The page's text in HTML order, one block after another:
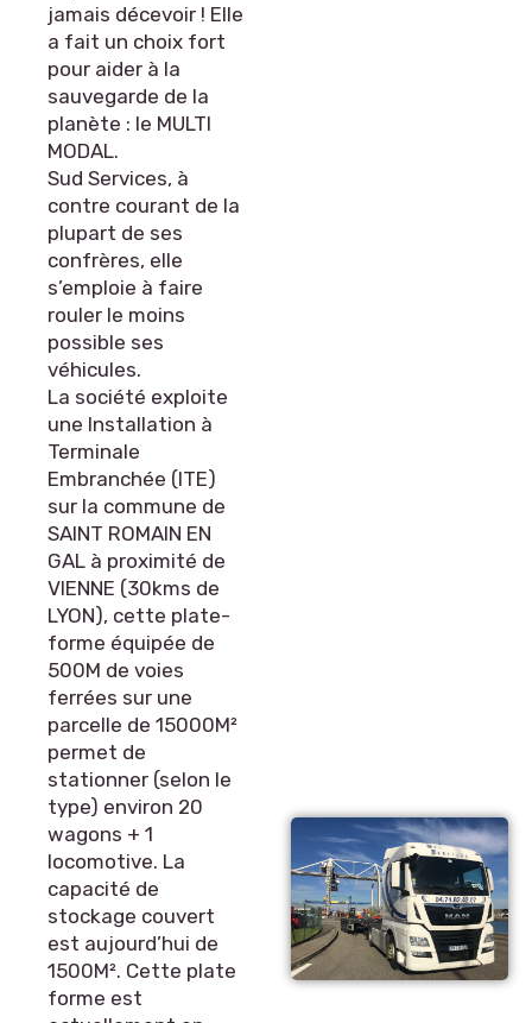
jamais décevoir ! Elle
a fait un choix fort
pour aider à la
sauvegarde de la
planète : le MULTI
MODAL.
Sud Services, à
contre courant de la
plupart de ses
confrères, elle
s’emploie à faire
rouler le moins
possible ses
véhicules.
La société exploite
une Installation à
Terminale
Embranchée (ITE)
sur la commune de
SAINT ROMAIN EN
GAL à proximité de
VIENNE (30kms de
LYON), cette plate-
forme équipée de
500M de voies
ferrées sur une
parcelle de 15000M²
permet de
stationner (selon le
type) environ 20
wagons + 1
locomotive. La
capacité de
stockage couvert
est aujourd’hui de
1500M². Cette plate
forme est